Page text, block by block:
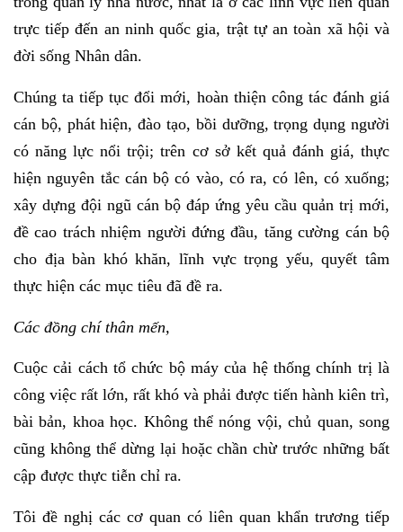
trực tiếp đến an ninh quốc gia, trật tự an toàn xã hội và
đời sống Nhân dân.
Chúng ta tiếp tục đổi mới, hoàn thiện công tác đánh giá
cán bộ, phát hiện, đào tạo, bồi dưỡng, trọng dụng người
có năng lực nổi trội; trên cơ sở kết quả đánh giá, thực
hiện nguyên tắc cán bộ có vào, có ra, có lên, có xuống;
xây dựng đội ngũ cán bộ đáp ứng yêu cầu quản trị mới,
đề cao trách nhiệm người đứng đầu, tăng cường cán bộ
cho địa bàn khó khăn, lĩnh vực trọng yếu, quyết tâm
thực hiện các mục tiêu đã đề ra.
Các đồng chí thân mến,
Cuộc cải cách tổ chức bộ máy của hệ thống chính trị là
công việc rất lớn, rất khó và phải được tiến hành kiên trì,
bài bản, khoa học. Không thể nóng vội, chủ quan, song
cũng không thể dừng lại hoặc chần chừ trước những bất
cập được thực tiễn chỉ ra.
Tôi đề nghị các cơ quan có liên quan khẩn trương tiếp